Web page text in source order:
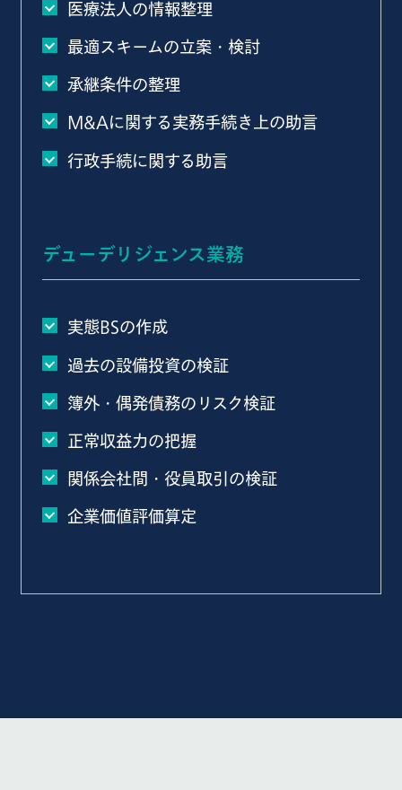
医療法人の情報整理
最適スキームの立案・検討
承継条件の整理
M&Aに関する実務手続き上の助言
行政手続に関する助言
デューデリジェンス業務
実態BSの作成
過去の設備投資の検証
簿外・偶発債務のリスク検証
正常収益力の把握
関係会社間・役員取引の検証
企業価値評価算定